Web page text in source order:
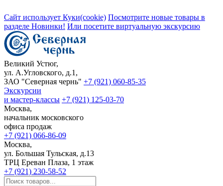
Сайт использует Куки(cookie) Посмотрите новые товары в
разделе Новинки! Или посетите виртуальную экскурсию
Великий Устюг,
ул. А.Угловского, д.1,
ЗАО "Северная чернь" +7 (921) 060-85-35
Экскурсии
и мастер-классы +7 (921) 125-03-70
Москва,
начальник московского
офиса продаж
+7 (921) 066-86-09
Москва,
ул. Большая Тульская, д.13
ТРЦ Ереван Плаза, 1 этаж
+7 (921) 230-58-52